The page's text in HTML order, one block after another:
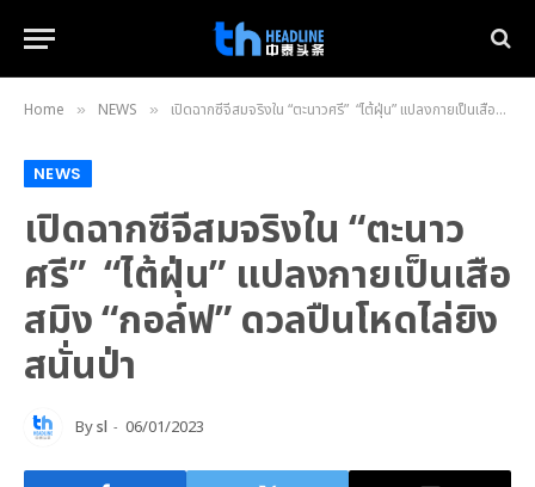
Home » NEWS » เปิดฉากซีจีสมจริงใน “ตะนาวศรี” “ไต้ฝุ่น” แปลงกายเป็นเสือสมิง “กอล์ฟ” ดวลปืนโหดไล่ยิงสนั่นป่า
NEWS
เปิดฉากซีจีสมจริงใน “ตะนาว
ศรี” “ไต้ฝุ่น” แปลงกายเป็นเสือ
สมิง “กอล์ฟ” ดวลปืนโหดไล่ยิง
สนั่นป่า
Bysl 06/01/2023